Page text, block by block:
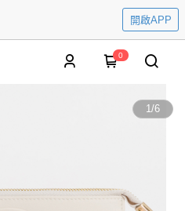
開啟APP
0
1/6